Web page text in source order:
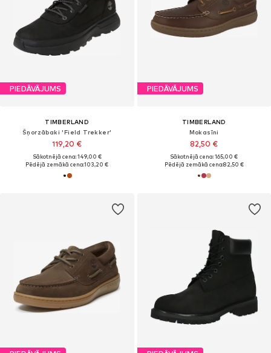
PIEDĀVĀJUMS
TIMBERLAND
Šņorzābaki 'Field Trekker'
119,20 €
Sākotnējā cena: 149,00 €
Pēdējā zemākā cena:103,20 €
PIEDĀVĀJUMS
TIMBERLAND
Mokasīni
82,50 €
Sākotnējā cena: 165,00 €
Pēdējā zemākā cena:82,50 €